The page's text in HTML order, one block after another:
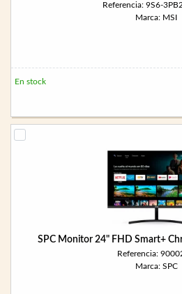
Referencia: 9S6-
Marca: MSI
En stock
SPC Monitor 24" FHD Smart+
Referencia:
Marca: SPC